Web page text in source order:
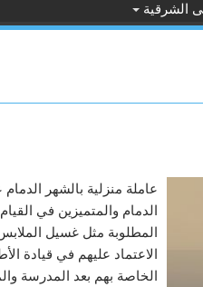
الشرقية
عاملة منزلية بالشهر الدمام
الدمام والمتميزين في
المطلوبة مثل غسيل
الاعتماد عليهم في قيادة
الخاصة بهم بعد المدرسة